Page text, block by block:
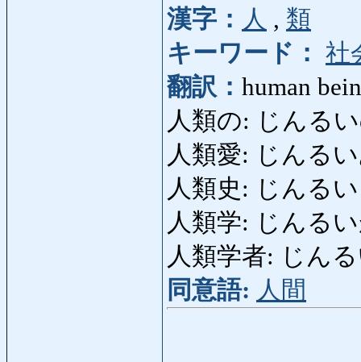
漢字： 人 , 類
キーワード： 社
翻訳： human
人類の: じんる
人類愛: じんる
人類史: じんる
人類学: じんる
人類学者: じん
同意語: 人間